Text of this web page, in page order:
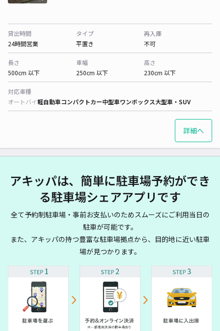
貸出時間
24時間営業
タイプ
平置き
再入庫
不可
長さ
500cm 以下
車幅
250cm 以下
高さ
230cm 以下
対応車種
オートバイ軽自動車コンパクトカー中型車ワンボックス大型車・SUV
詳細へ
アキッパは、簡単に駐車場予約ができ
る駐車場シェアアプリです
全て予約制駐車場・事前お支払いのためスムーズにご利用当日の
駐車が可能です。
また、アキッパの持つ豊富な駐車場拠点から、目的地に近い駐車
場が見つかります。